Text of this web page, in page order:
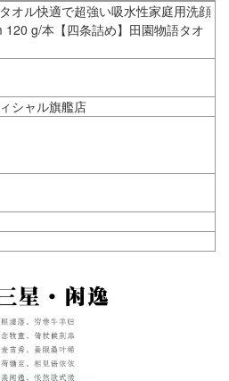
オル快適で超強い吸水性家庭用洗顔
120 g/本【四条詰め】田園物語タオ
シャル旗艦店